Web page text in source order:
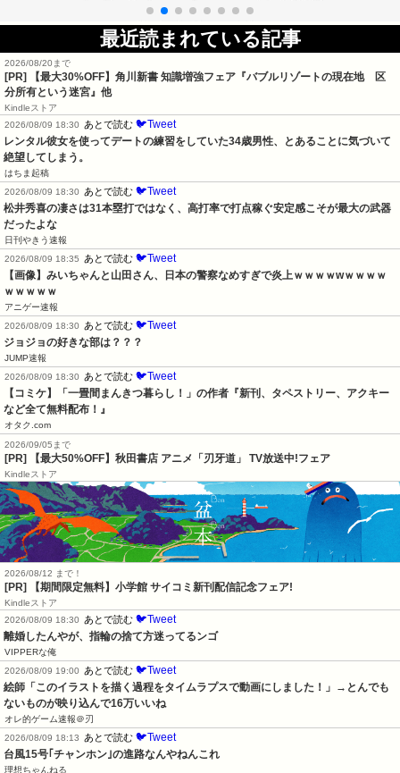
最近読まれている記事
2026/08/20まで
[PR]
【最大30%OFF】角川新書 知識増強フェア『バブルリゾートの現在地 区
分所有という迷宮』他
Kindleストア
2026/08/09 18:30
あとで読む 🐦Tweet
レンタル彼女を使ってデートの練習をしていた34歳男性、とあることに気づいて
絶望してしまう。
はちま起稿
2026/08/09 18:30
あとで読む 🐦Tweet
松井秀喜の凄さは31本塁打ではなく、高打率で打点稼ぐ安定感こそが最大の武器
だったよな
日刊やきう速報
2026/08/09 18:35
あとで読む 🐦Tweet
【画像】みいちゃんと山田さん、日本の警察なめすぎで炎上ｗｗｗｗwｗｗｗｗ
ｗｗｗｗｗ
アニゲー速報
2026/08/09 18:30
あとで読む 🐦Tweet
ジョジョの好きな部は？？？
JUMP速報
2026/08/09 18:30
あとで読む 🐦Tweet
【コミケ】「一畳間まんきつ暮らし！」の作者『新刊、タペストリー、アクキー
など全て無料配布！』
オタク.com
2026/09/05まで
[PR] 【最大50%OFF】秋田書店 アニメ「刃牙道」 TV放送中!フェア
Kindleストア
2026/08/12 まで！
[PR] 【期間限定無料】小学館 サイコミ新刊配信記念フェア!
Kindleストア
2026/08/09 18:30
あとで読む 🐦Tweet
離婚したんやが、指輪の捨て方迷ってるンゴ
VIPPERな俺
2026/08/09 19:00
あとで読む 🐦Tweet
絵師「このイラストを描く過程をタイムラプスで動画にしました！」→とんでも
ないものが映り込んで16万いいね
オレ的ゲーム速報＠刃
2026/08/09 18:13
あとで読む 🐦Tweet
台風15号｢チャンホン｣の進路なんやねんこれ
理想ちゃんねる